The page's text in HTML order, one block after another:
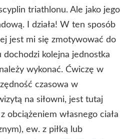
triathlonu. Ale jako jego
I działa! W ten sposób
jest mi się zmotywować do
kolejna jednostka
wykonać. Ćwiczę w
czasowa w
na siłowni, jest tutaj
obciążeniem własnego ciała
ew. z piłką lub